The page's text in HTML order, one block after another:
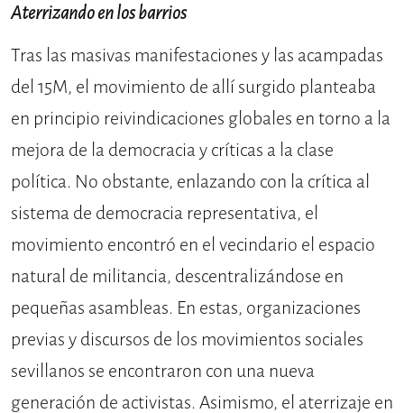
Aterrizando en los barrios
Tras las masivas manifestaciones y las acampadas
del 15M, el movimiento de allí surgido planteaba
en principio reivindicaciones globales en torno a la
mejora de la democracia y críticas a la clase
política. No obstante, enlazando con la crítica al
sistema de democracia representativa, el
movimiento encontró en el vecindario el espacio
natural de militancia, descentralizándose en
pequeñas asambleas. En estas, organizaciones
previas y discursos de los movimientos sociales
sevillanos se encontraron con una nueva
generación de activistas. Asimismo, el aterrizaje en